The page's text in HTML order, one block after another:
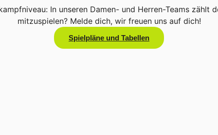
In unseren Damen- und Herren-Teams zählt
mitzuspielen? Melde dich, wir freuen uns auf dich!
Spielpläne und Tabellen